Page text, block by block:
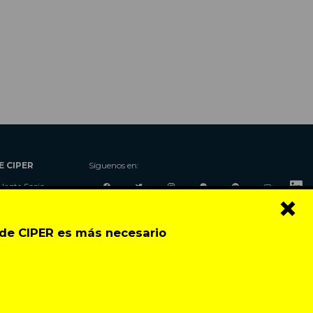
CIPER es más necesario
×
CIPER
Socio
Contacto
Síguenos en: